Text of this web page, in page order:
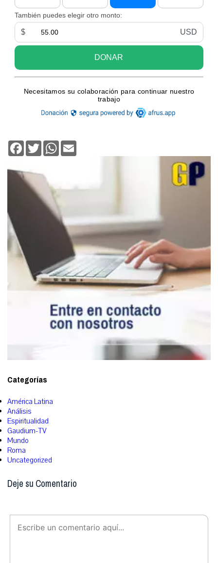
Facebook
TwitterWhatsApp
Categorías
América Latina
Análisis
Espiritualidad
Gaudium-TV
Mundo
Roma
Uncategorized
Deje su Comentario